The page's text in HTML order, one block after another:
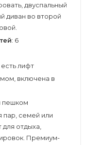
двуспальный
диван во второй
: 6
лифт
включена в
пешком
пар, семей или
отдыха,
Премиум-